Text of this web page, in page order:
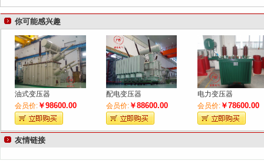
键
词
你可能感兴趣
油式变压器
会员价:￥98600.00
配电变压器
会员价:￥88600.00
电力变压器
会员价: ￥78600.00
友情链接